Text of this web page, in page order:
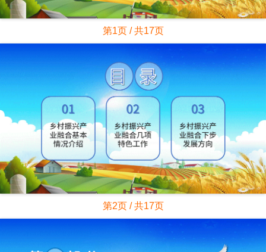
第1页 / 共17页
第2页 / 共17页